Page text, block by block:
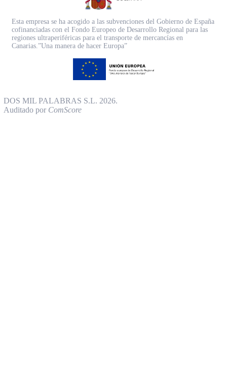
Esta empresa se ha acogido a las subvenciones del Gobierno de España
cofinanciadas con el Fondo Europeo de Desarrollo Regional para las
regiones ultraperiféricas para el transporte de mercancías en
Canarias.”Una manera de hacer Europa”
DOS MIL PALABRAS S.L. 2026.
Auditado por ComScore